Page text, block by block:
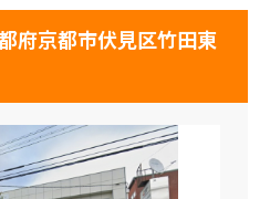
府京都市伏見区竹田東